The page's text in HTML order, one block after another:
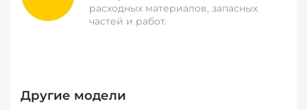
расходных материалов, запасных
частей и работ.
Другие модели